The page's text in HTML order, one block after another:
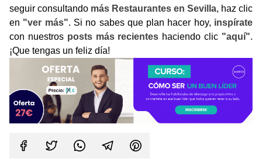
seguir consultando más Restaurantes en Sevilla, haz clic
en "ver más". Si no sabes que plan hacer hoy, inspírate
con nuestros posts más recientes haciendo clic "aquí".
¡Que tengas un feliz día!